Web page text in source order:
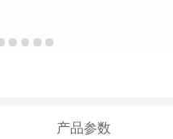
产品参数